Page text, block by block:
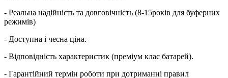
- Реальна надійність та довговічність (8-15років для буферних
режимів)
- Доступна і чесна ціна.
- Відповідність характеристик (преміум клас батарей).
- Гарантійний термін роботи при дотриманні правил